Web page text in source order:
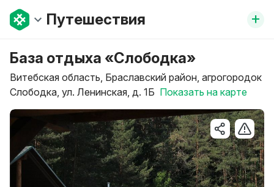
Путешествия +
База отдыха «Слободка»
Витебская область, Браславский район, агрогородок
Слободка, ул. Ленинская, д. 1Б Показать на карте